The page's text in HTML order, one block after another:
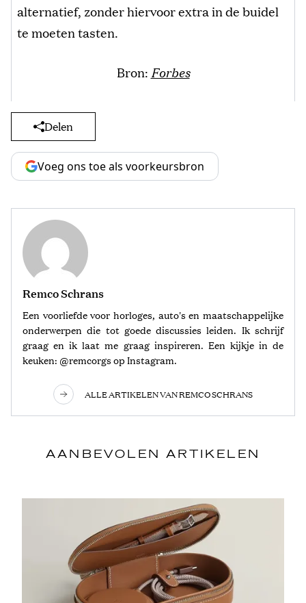
alternatief, zonder hiervoor extra in de buidel
te moeten tasten.
Bron: Forbes
Delen
Voeg ons toe als voorkeursbron
Remco Schrans
Een voorliefde voor horloges, auto's en maatschappelijke
onderwerpen die tot goede discussies leiden. Ik schrijf
graag en ik laat me graag inspireren. Een kijkje in de
keuken: @remcorgs op Instagram.
ALLE ARTIKELEN VAN REMCO SCHRANS
AANBEVOLEN ARTIKELEN